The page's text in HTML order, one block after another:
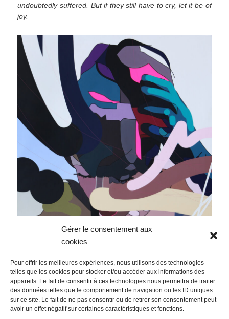
Gérer le consentement aux
cookies
Pour offrir les meilleures expériences, nous utilisons des technologies
telles que les cookies pour stocker et/ou accéder aux informations des
appareils. Le fait de consentir à ces technologies nous permettra de traiter
des données telles que le comportement de navigation ou les ID uniques
sur ce site. Le fait de ne pas consentir ou de retirer son consentement peut
avoir un effet négatif sur certaines caractéristiques et fonctions.
undoubtedly suffered. But if they still have to cry, let it be of
joy.
Navigation
PRÉCÉDENT